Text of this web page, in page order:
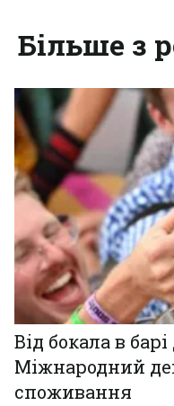
Більше з
Від бокала в
Міжнародний
споживання